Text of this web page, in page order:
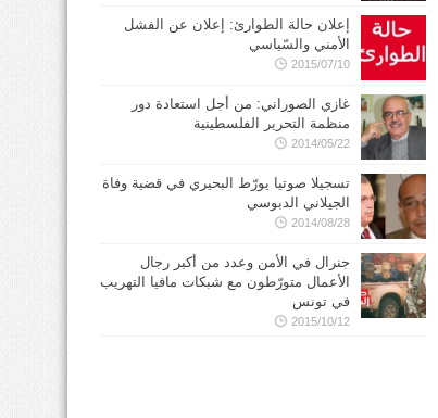
إعلان حالة الطوارئ: إعلان عن الفشل
الأمني والسّياسي
2015/07/10
غازي الصوراني: من أجل استعادة دور
منظمة التحرير الفلسطينية
2014/05/22
تسجيلا صوتيا يورّط البحيري في قضية وفاة
الجيلاني الدبوسي
2014/08/28
جنرال في الأمن وعدد من أكبر رجال
الأعمال متورّطون مع شبكات مافيا التهريب
في تونس
2015/10/12